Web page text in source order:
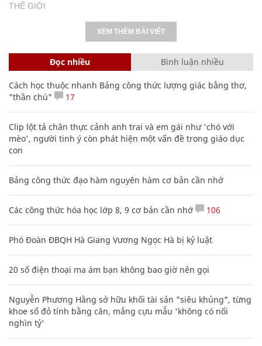
THẾ GIỚI
XEM THÊM BÀI VIẾT
Đọc nhiều Bình luận nhiều
Cách học thuộc nhanh Bảng công thức lượng giác bằng thơ,
"thần chú"
17
Clip lột tả chân thực cảnh anh trai và em gái như 'chó với
mèo', người tinh ý còn phát hiện một vấn đề trong giáo dục
con
Bảng công thức đạo hàm nguyên hàm cơ bản cần nhớ
Các công thức hóa học lớp 8, 9 cơ bản cần nhớ 106
Phó Đoàn ĐBQH Hà Giang Vương Ngọc Hà bị kỷ luật
20 số điện thoại ma ám bạn không bao giờ nên gọi
Nguyễn Phương Hằng sở hữu khối tài sản "siêu khủng", từng
khoe sổ đỏ tính bằng cân, mắng cựu mẫu 'không có nổi
nghìn tỷ'